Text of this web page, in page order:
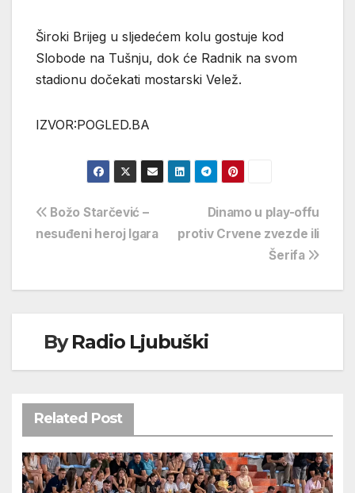
Široki Brijeg u sljedećem kolu gostuje kod
Slobode na Tušnju, dok će Radnik na svom
stadionu dočekati mostarski Velež.
IZVOR:POGLED.BA
Navigacija
Dinamo u play-offu
protiv Crvene zvezde ili
Šerifa
Božo Starčević –
nesuđeni heroj Igara
ByRadio Ljubuški
Related Post